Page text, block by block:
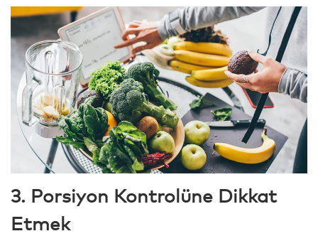
3. Porsiyon Kontrolüne Dikkat
Etmek